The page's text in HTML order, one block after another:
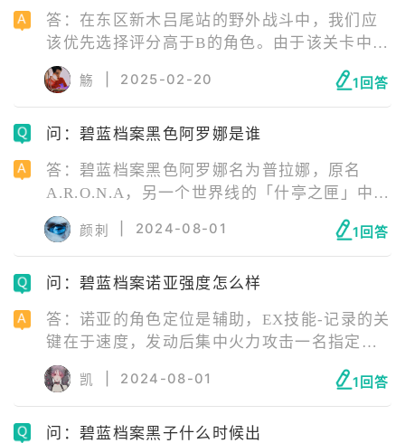
答：在东区新木吕尾站的野外战斗中，我们应
该优先选择评分高于B的角色。由于该关卡中轻
装甲型敌人较多，因此我们建议突击成员中有
两个爆发型输出和一个贯穿型输出，以克制所
有敌人的护甲。对于坦克，我们推荐使用特殊
装甲的椿，她能更好地抵挡爆发型伤害。在高
以选择能提升队友防御力的风香进行支援。此
外，如果需要提高整个阵容的输出能力，我们
可以使用响上响这个支援角色。
觞 2025-02-20 1回答
问：碧蓝档案黑色阿罗娜是谁
答：碧蓝档案黑色阿罗娜名为普拉娜，原名
A.R.O.N.A，另一个世界线的「什亭之匣」中常
驻的系统管理者与主控 OS，启动后出现少女的
形象。功能和阿洛娜完全一致，外貌也与阿洛
娜相似，但在许多地方又形成了微妙的对立关
系。
颜刺 2024-08-01 1回答
问：碧蓝档案诺亚强度怎么样
答：诺亚的角色定位是辅助，EX技能-记录的关
键在于速度，发动后集中火力攻击一名指定的
敌人，并且使敌人防御力减少40.5%，三费就能
发动，所以不用担心队内技能花费循环的问
题。
凯 2024-08-01 1回答
问：碧蓝档案黑子什么时候出